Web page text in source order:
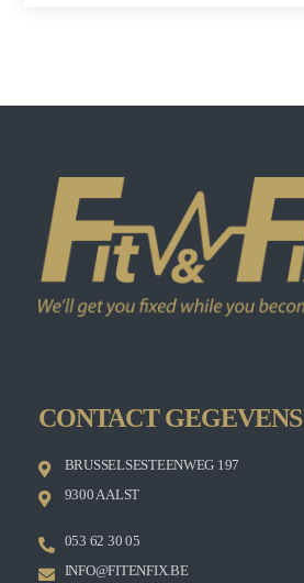
CONTACT GEGEVENS
BRUSSELSESTEENWEG 197
9300 AALST
053 62 30 05
INFO@FITENFIX.BE